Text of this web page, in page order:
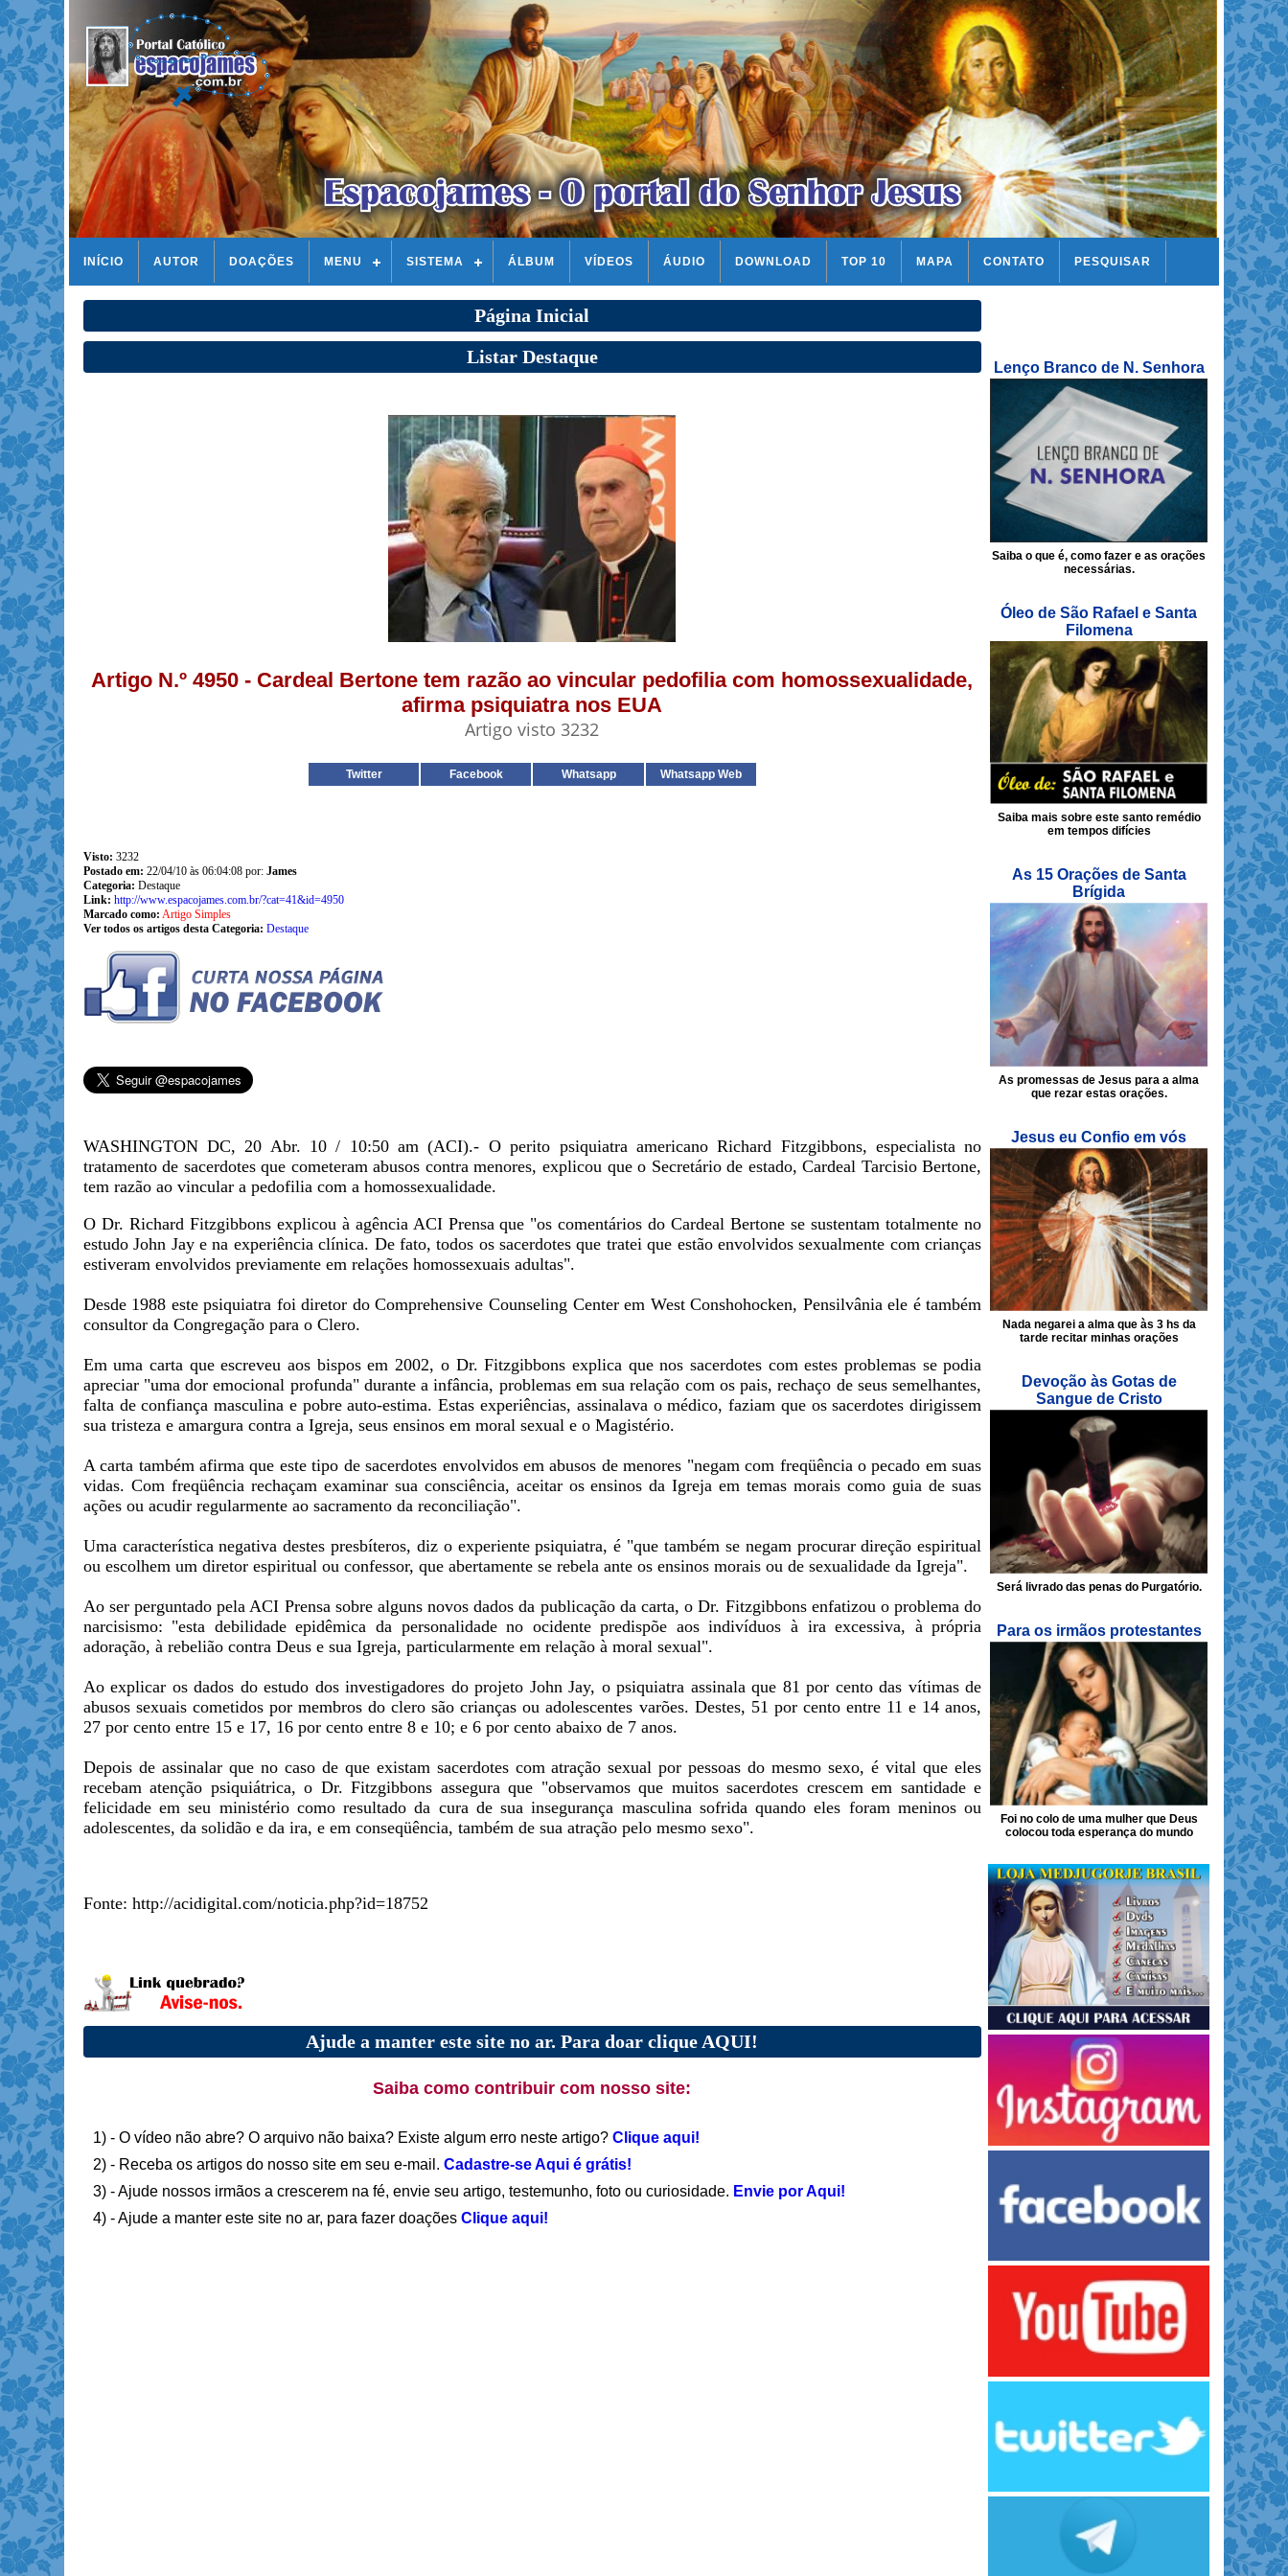
INÍCIO AUTOR DOAÇÕES MENU SISTEMA ÁLBUM VÍDEOS ÁUDIO DOWNLOAD TOP 10 MAPA CONTATO PESQUISAR
Página Inicial
Listar Destaque
Artigo N.º 4950 - Cardeal Bertone tem razão ao vincular pedofilia com homossexualidade,
afirma psiquiatra nos EUA
Artigo visto 3232
Twitter Facebook Whatsapp Whatsapp Web
Visto: 3232
Postado em: 22/04/10 às 06:04:08 por: James
Categoria: Destaque
Link: http://www.espacojames.com.br/?cat=41&id=4950
Marcado como: Artigo Simples
Ver todos os artigos desta Categoria: Destaque
WASHINGTON DC, 20 Abr. 10 / 10:50 am (ACI).- O perito psiquiatra americano Richard Fitzgibbons, especialista no
tratamento de sacerdotes que cometeram abusos contra menores, explicou que o Secretário de estado, Cardeal Tarcisio Bertone,
tem razão ao vincular a pedofilia com a homossexualidade.
O Dr. Richard Fitzgibbons explicou à agência ACIPrensa que "os comentários do Cardeal Bertone se sustentam totalmente no
estudo John Jay e na experiência clínica. De fato, todos os sacerdotes que tratei que estão envolvidos sexualmente comcrianças
estiveram envolvidos previamente em relações homossexuais adultas".
Desde 1988 este psiquiatra foi diretor do Comprehensive Counseling Center em West Conshohocken, Pensilvânia ele é também
consultor da Congregação para o Clero.
Em uma carta que escreveu aos bisposem 2002, o Dr. Fitzgibbons explica que nos sacerdotes com estes problemas se podia
apreciar "uma dor emocional profunda" durante a infância, problemas em sua relação com os pais, rechaço de seus semelhantes,
falta de confiança masculina e pobre auto-estima. Estas experiências, assinalava o médico, faziam que os sacerdotes dirigissem
sua tristeza e amargura contra a Igreja, seus ensinos em moral sexual e o Magistério.
A carta também afirma que este tipo de sacerdotes envolvidos em abusos de menores "negam com freqüência o pecado em suas
vidas. Com freqüência rechaçam examinar sua consciência, aceitar os ensinos da Igreja em temas morais como guia de suas
ações ou acudir regularmente ao sacramento da reconciliação".
Uma característica negativa destes presbíteros, diz o experiente psiquiatra, é "que também se negam procurar direção espiritual
ou escolhem um diretor espiritual ou confessor, que abertamente se rebela ante os ensinos morais ou de sexualidade da Igreja".
Ao ser perguntado pela ACI Prensa sobre alguns novos dados da publicação da carta, o Dr. Fitzgibbons enfatizou o problema do
narcisismo: "esta debilidade epidêmica da personalidade no ocidente predispõe aos indivíduos à ira excessiva, à própria
adoração, à rebelião contra Deus e sua Igreja, particularmente em relação à moral sexual".
Ao explicar os dados do estudo dos investigadores do projeto John Jay, o psiquiatra assinala que 81 por cento das vítimas de
abusos sexuais cometidos por membros do clero são crianças ou adolescentes varões. Destes, 51 por cento entre 11 e 14 anos,
27 por cento entre 15 e 17, 16 por cento entre 8 e 10; e 6 por cento abaixo de 7 anos.
Depois de assinalar que no caso de que existam sacerdotes com atração sexual por pessoas do mesmo sexo, é vital que eles
recebam atenção psiquiátrica, o Dr. Fitzgibbons assegura que "observamos que muitos sacerdotes crescem em santidade e
felicidade em seu ministério como resultado da cura de sua insegurança masculina sofrida quando eles foram meninos ou
adolescentes, da solidão e da ira, e em conseqüência, também de sua atração pelo mesmo sexo".
Fonte: http://acidigital.com/noticia.php?id=18752
Ajude a manter este site no ar. Para doar clique AQUI!
Saiba como contribuir com nosso site:
1) - O vídeo não abre? O arquivo não baixa? Existe algum erro neste artigo? Clique aqui!
2) - Receba os artigos do nosso site em seu e-mail. Cadastre-se Aqui é grátis!
3) - Ajude nossos irmãos a crescerem na fé, envie seu artigo, testemunho, foto ou curiosidade. Envie por Aqui!
4) - Ajude a manter este site no ar, para fazer doações Clique aqui!
Lenço Branco de N. Senhora
Saiba o que é, como fazer e as orações
necessárias.
Óleo de São Rafael e Santa
Filomena
Saiba mais sobre este santo remédio
em tempos difícies
As 15 Orações de Santa
Brígida
As promessas de Jesus para a alma
que rezar estas orações.
Jesus eu Confio em vós
Nada negarei a alma que às 3 hs da
tarde recitar minhas orações
Devoção às Gotas de
Sangue de Cristo
Será livrado das penas do Purgatório.
Para os irmãos protestantes
Foi no colo de uma mulher que Deus
colocou toda esperança do mundo